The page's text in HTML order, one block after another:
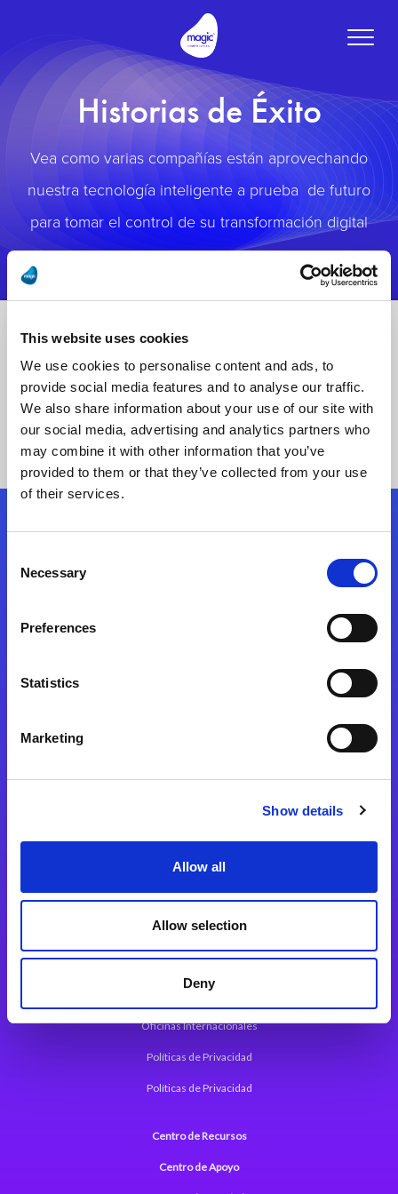
This website uses cookies
We use cookies to personalise content and ads, to
provide social media features and to analyse our traffic.
We also share information about your use of our site with
our social media, advertising and analytics partners who
may combine it with other information that you’ve
provided to them or that they’ve collected from your use
of their services.
Selection
Necessary
Preferences
Statistics
Marketing
Show details
Allow all
Allow selection
Deny
Toggle
Historias de Éxito
Vea como varias compañías están aprovechando
nuestra tecnología inteligente a prueba de futuro
para tomar el control de su transformación digital
Síganos
Magic xpi Plataforma de Integración
Comunicados de Prensa (Inglés)
Acerca de Magic
Oficinas Internacionales
Políticas de Privacidad
Políticas de Privacidad
Centro de Recursos
Centro de Apoyo